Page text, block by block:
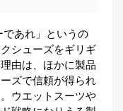
あれ」というの
シューズをギリギ
由は、ほかに製品
ズで信頼が得られ
ウエットスーツや